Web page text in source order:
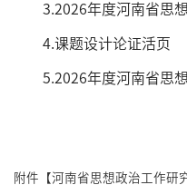
3.2026年度河南省思
4.课题设计论证活页
5.2026年度河南省思
附件【河南省思想政治工作研